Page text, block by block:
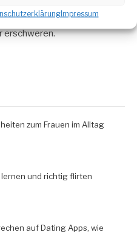
Impressum
die uns das Ansprechen
erschweren.
zum Frauen im Alltag
und richtig flirten
auf Dating Apps, wie